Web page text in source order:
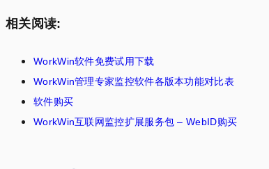
相关阅读:
WorkWin软件免费试用下载
WorkWin管理专家监控软件各版本功能对比表
软件购买
WorkWin互联网监控扩展服务包 – WebID购买